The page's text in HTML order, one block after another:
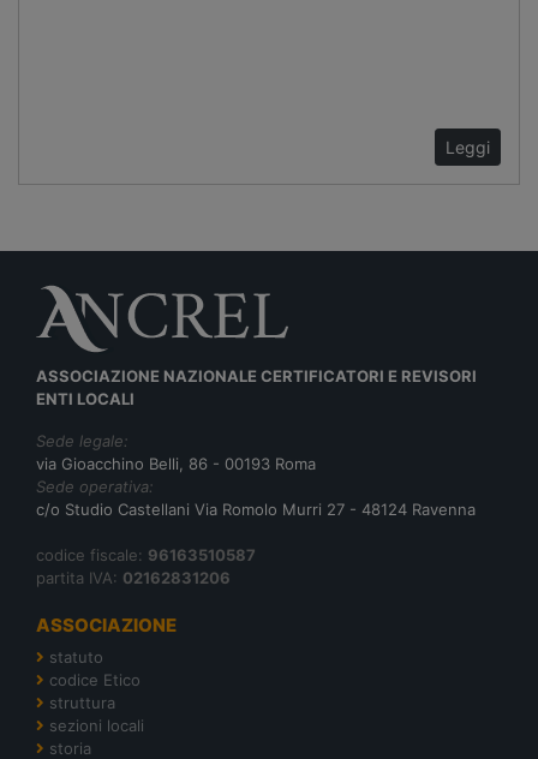
Leggi
ASSOCIAZIONE NAZIONALE CERTIFICATORI E REVISORI
ENTI LOCALI
Sede legale:
via Gioacchino Belli, 86 - 00193 Roma
Sede operativa:
c/o Studio Castellani Via Romolo Murri 27 - 48124 Ravenna
codice fiscale: 96163510587
partita IVA: 02162831206
ASSOCIAZIONE
statuto
codice Etico
struttura
sezioni locali
storia